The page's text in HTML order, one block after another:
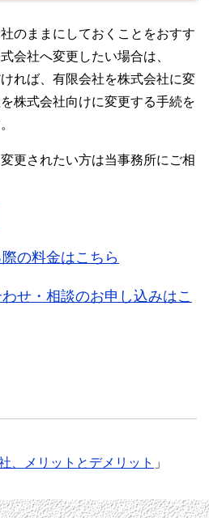
のままにしておくことをおすす
会社へ変更したい場合は、
れば、有限会社を株式会社に変
株式会社向けに変更する手続を
更されたい方は当事務所にご相
の料金はこちら
せ・相談のお申し込みはこ
、メリットとデメリット 」